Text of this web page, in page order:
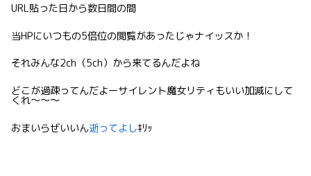
URL貼った日から数日間の間
当HPにいつもの5倍位の閲覧があったじゃナイッスか！
それみんな2ch（5ch）から来てるんだよね
どこが過疎ってんだよーサイレント魔女リティもいい加減にして
くれ〜〜〜
おまいらぜいいん逝ってよしｷﾘｯ